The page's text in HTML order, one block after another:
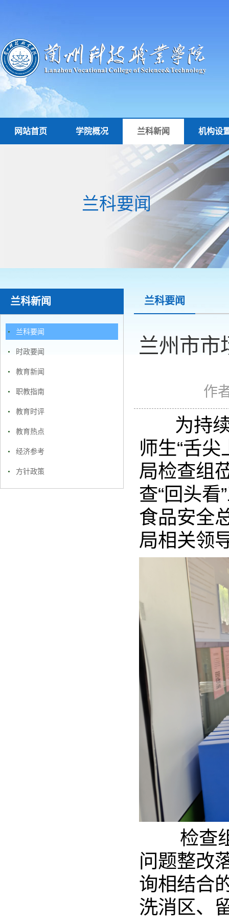
网站首页 学院概况 兰科新闻 机构设
兰科要闻
兰科新闻
兰科要闻
时政要闻
教育新闻
职教指南
教育时评
教育热点
经济参考
方针政策
兰科要闻
兰州市市
作
为持续
师生“舌
局检查组
查“回头
食品安全
局相关领
检查组
问题整改
询相结合
洗消区、